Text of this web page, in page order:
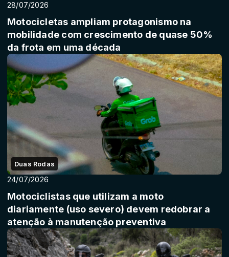
28/07/2026
Motocicletas ampliam protagonismo na
mobilidade com crescimento de quase 50%
da frota em uma década
Duas Rodas
24/07/2026
Motociclistas que utilizam a moto
diariamente (uso severo) devem redobrar a
atenção à manutenção preventiva